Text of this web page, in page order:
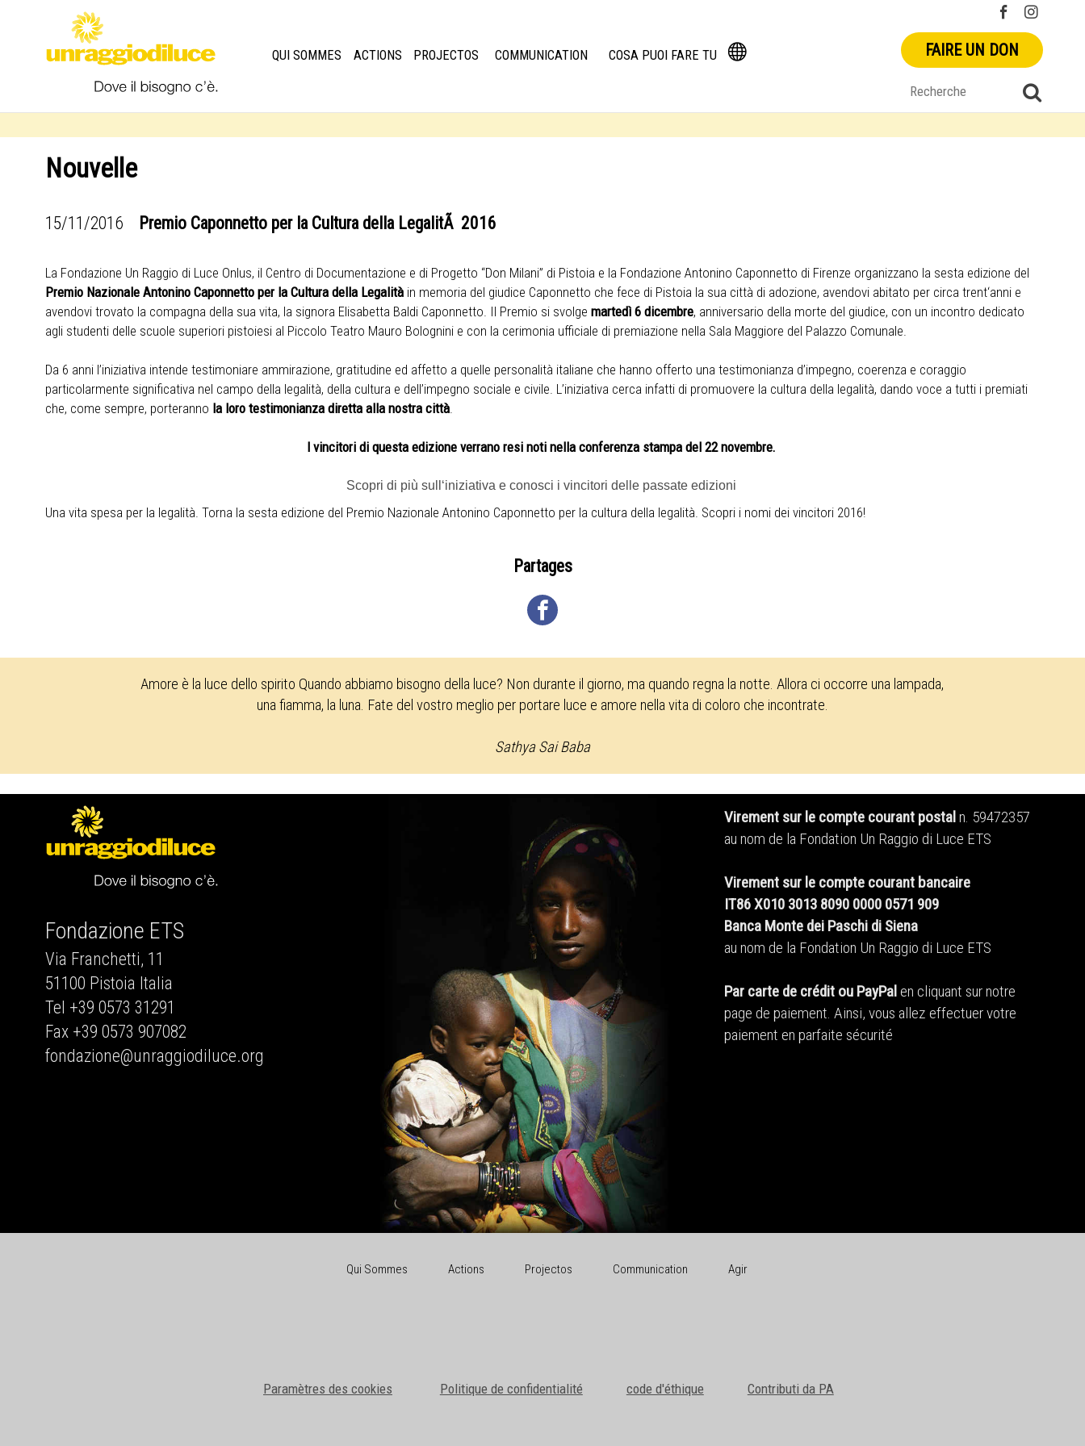
FAIRE UN DON
QUI SOMMES ACTIONS PROJECTOS COMMUNICATION COSA PUOI FARE TU
Nouvelle
15/11/2016 Premio Caponnetto per la Cultura della LegalitÃ 2016
La Fondazione Un Raggio di Luce Onlus, il Centro di Documentazione e di Progetto “Don Milani” di Pistoia e la Fondazione Antonino Caponnetto di Firenze organizzano la sesta edizione del
Premio Nazionale Antonino Caponnetto per la Cultura della Legalitàin memoria del giudice Caponnetto che fece di Pistoia la sua città di adozione, avendovi abitato per circa trent‘anni e
avendovi trovato la compagna della sua vita, la signora Elisabetta Baldi Caponnetto. Il Premio si svolge martedì 6 dicembre, anniversario della morte del giudice, con un incontro dedicato
agli studenti delle scuole superiori pistoiesi al Piccolo Teatro Mauro Bolognini e con la cerimonia ufficiale di premiazione nella Sala Maggiore del Palazzo Comunale.
Da 6 anni l’iniziativa intende testimoniare ammirazione, gratitudine ed affetto a quelle personalità italiane che hanno offerto una testimonianza d’impegno, coerenza e coraggio
particolarmente significativa nel campo della legalità, della cultura e dell’impegno sociale e civile. L’iniziativa cerca infatti di promuovere la cultura della legalità, dando voce a tutti i premiati
che, come sempre, porteranno la loro testimonianza diretta alla nostra città.
I vincitori di questa edizione verrano resi noti nella conferenza stampa del 22 novembre.
Scopri di più sull‘iniziativa e conosci i vincitori delle passate edizioni
Una vita spesa per la legalità. Torna la sesta edizione del Premio Nazionale Antonino Caponnetto per la cultura della legalità. Scopri i nomi dei vincitori 2016!
Partages
Amore è la luce dello spirito Quando abbiamo bisogno della luce? Non durante il giorno, ma quando regna la notte. Allora ci occorre una lampada,
una fiamma, la luna. Fate del vostro meglio per portare luce e amore nella vita di coloro che incontrate.
Sathya Sai Baba
Fondazione ETS
Via Franchetti, 11
51100 Pistoia Italia
Tel +39 0573 31291
Fax +39 0573 907082
fondazione@unraggiodiluce.org
Virement sur le compte courant postal n. 59472357
au nom de la Fondation Un Raggio di Luce ETS
Virement sur le compte courant bancaire
IT86 X010 3013 8090 0000 0571 909
Banca Monte dei Paschi di Siena
au nom de la Fondation Un Raggio di Luce ETS
Par carte de crédit ou PayPal en cliquant sur notre
page de paiement. Ainsi, vous allez effectuer votre
paiement en parfaite sécurité
Qui Sommes Actions Projectos Communication Agir
Paramètres des cookies Politique de confidentialité code d'éthique Contributi da PA